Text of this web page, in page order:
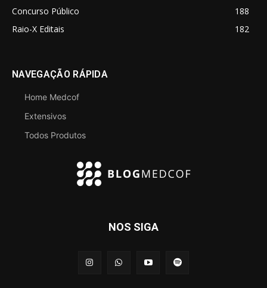
Concurso Público
188
Raio-X Editais
182
NAVEGAÇÃO RÁPIDA
Home Medcof
Extensivos
Todos Produtos
NOS SIGA